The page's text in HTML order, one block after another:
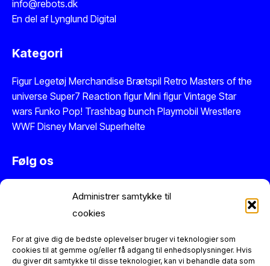
Administrer samtykke til
cookies
For at give dig de bedste oplevelser bruger vi teknologier som
cookies til at gemme og/eller få adgang til enhedsoplysninger. Hvis
du giver dit samtykke til disse teknologier, kan vi behandle data som
info@rebots.dk
En del afLynglund Digital
Kategori
Figur Legetøj Merchandise Brætspil Retro Masters of the
universe Super7 Reaction figur Mini figurVintage Star
wars Funko Pop! Trashbag bunch Playmobil Wrestlere
WWF Disney Marvel Superhelte
Følg os
Se vores anmeldelser på Trustpilot